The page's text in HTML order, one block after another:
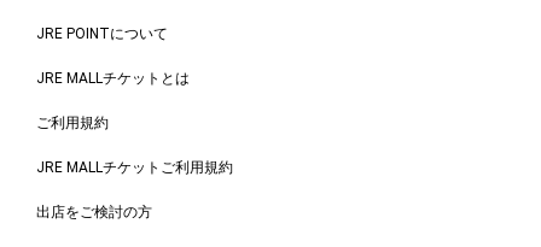
JRE POINTについて
JRE MALLチケットとは
ご利用規約
JRE MALLチケットご利用規約
出店をご検討の方